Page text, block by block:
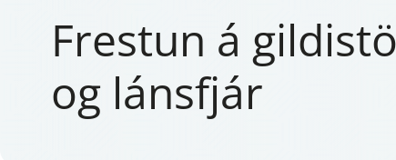
Frest­un á
og láns­fjár